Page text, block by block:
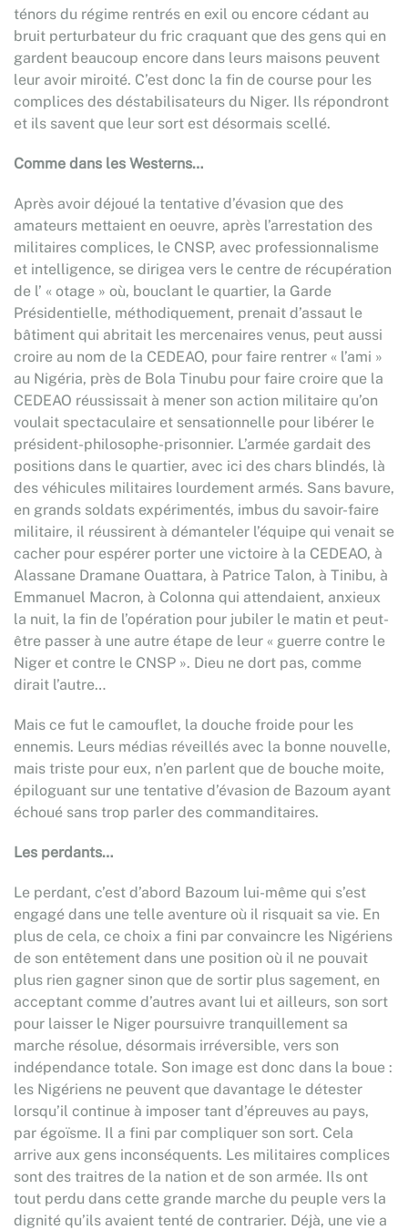
ténors du régime rentrés en exil ou encore cédant au
bruit perturbateur du fric craquant que des gens qui en
gardent beaucoup encore dans leurs maisons peuvent
leur avoir miroité. C’est donc la fin de course pour les
complices des déstabilisateurs du Niger. Ils répondront
et ils savent que leur sort est désormais scellé.
Comme dans les Westerns…
Après avoir déjoué la tentative d’évasion que des
amateurs mettaient en oeuvre, après l’arrestation des
militaires complices, le CNSP, avec professionnalisme
et intelligence, se dirigea vers le centre de récupération
de l’ « otage » où, bouclant le quartier, la Garde
Présidentielle, méthodiquement, prenait d’assaut le
bâtiment qui abritait les mercenaires venus, peut aussi
croire au nom de la CEDEAO, pour faire rentrer « l’ami »
au Nigéria, près de Bola Tinubu pour faire croire que la
CEDEAO réussissait à mener son action militaire qu’on
voulait spectaculaire et sensationnelle pour libérer le
président-philosophe-prisonnier. L’armée gardait des
positions dans le quartier, avec ici des chars blindés, là
des véhicules militaires lourdement armés. Sans bavure,
en grands soldats expérimentés, imbus du savoir-faire
militaire, il réussirent à démanteler l’équipe qui venait se
cacher pour espérer porter une victoire à la CEDEAO, à
Alassane Dramane Ouattara, à Patrice Talon, à Tinibu, à
Emmanuel Macron, à Colonna qui attendaient, anxieux
la nuit, la fin de l’opération pour jubiler le matin et peut-
être passer à une autre étape de leur « guerre contre le
Niger et contre le CNSP ». Dieu ne dort pas, comme
dirait l’autre…
Mais ce fut le camouflet, la douche froide pour les
ennemis. Leurs médias réveillés avec la bonne nouvelle,
mais triste pour eux, n’en parlent que de bouche moite,
épiloguant sur une tentative d’évasion de Bazoum ayant
échoué sans trop parler des commanditaires.
Les perdants…
Le perdant, c’est d’abord Bazoum lui-même qui s’est
engagé dans une telle aventure où il risquait sa vie. En
plus de cela, ce choix a fini par convaincre les Nigériens
de son entêtement dans une position où il ne pouvait
plus rien gagner sinon que de sortir plus sagement, en
acceptant comme d’autres avant lui et ailleurs, son sort
pour laisser le Niger poursuivre tranquillement sa
marche résolue, désormais irréversible, vers son
indépendance totale. Son image est donc dans la boue :
les Nigériens ne peuvent que davantage le détester
lorsqu’il continue à imposer tant d’épreuves au pays,
par égoïsme. Il a fini par compliquer son sort. Cela
arrive aux gens inconséquents. Les militaires complices
sont des traitres de la nation et de son armée. Ils ont
tout perdu dans cette grande marche du peuple vers la
dignité qu’ils avaient tenté de contrarier. Déjà, une vie a